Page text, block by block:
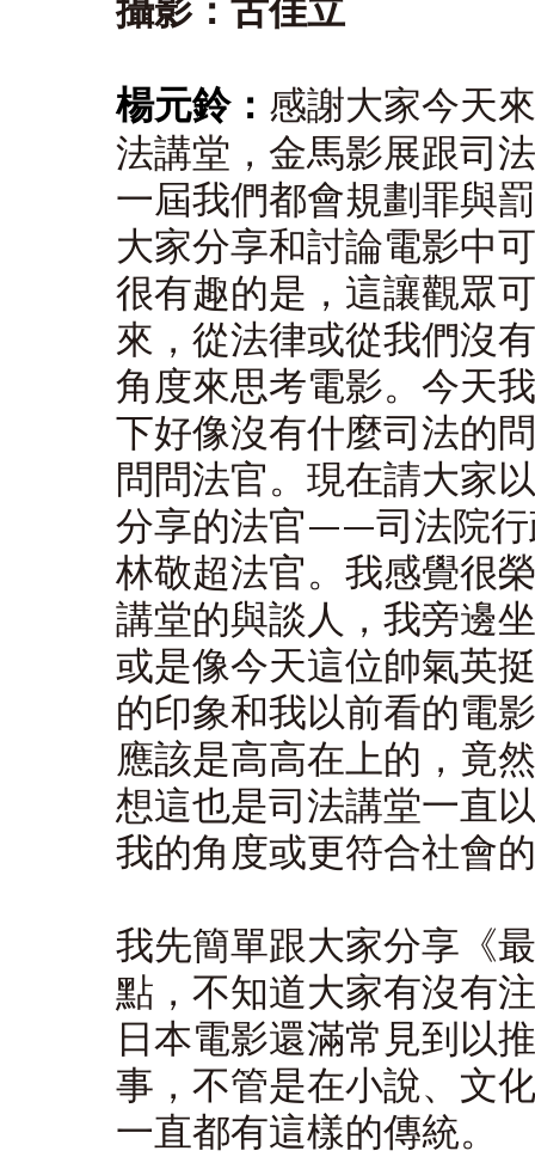
攝影： 古佳立
楊元鈴： 感謝大家今天
法講堂，金馬影展跟司
一屆我們都會規劃罪與
大家分享和討論電影中
很有趣的是，這讓觀眾
來，從法律或從我們沒
角度來思考電影。今天
下好像沒有什麼司法的
問問法官。現在請大家
分享的法官——司法院行
林敬超法官。我感覺很
講堂的與談人，我旁邊
或是像今天這位帥氣英
的印象和我以前看的電
應該是高高在上的，竟
想這也是司法講堂一直
我的角度或更符合社會
我先簡單跟大家分享《
點，不知道大家有沒有
日本電影還滿常見到以
事，不管是在小說、文
一直都有這樣的傳統。